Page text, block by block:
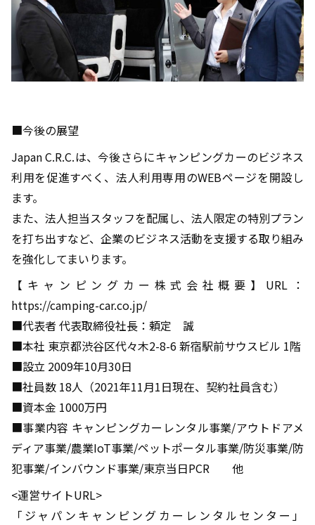
■今後の展望
Japan C.R.C.は、今後さらにキャンピングカーのビジネス
利用を促進すべく、法人利用専用のWEBページを開設し
ます。
また、法人担当スタッフを配属し、法人限定の特別プラン
を打ち出すなど、企業のビジネス活動を支援する取り組み
を強化してまいります。
【キャンピングカー株式会社概要】URL：
https://camping-car.co.jp/
■代表者 代表取締役社長：頼定 誠
■本社 東京都渋谷区代々木2-8-6 新宿駅前サウスビル 1階
■設立 2009年10月30日
■社員数 18人（2021年11月1日現在、契約社員含む）
■資本金 1000万円
■事業内容 キャンピングカーレンタル事業/アウトドアメ
ディア事業/農業IoT事業/ペットポータル事業/防災事業/防
犯事業/インバウンド事業/東京当日PCR 他
<運営サイトURL>
「ジャパンキャンピングカーレンタルセンター」